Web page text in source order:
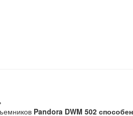
Pandora DWM 502 способен